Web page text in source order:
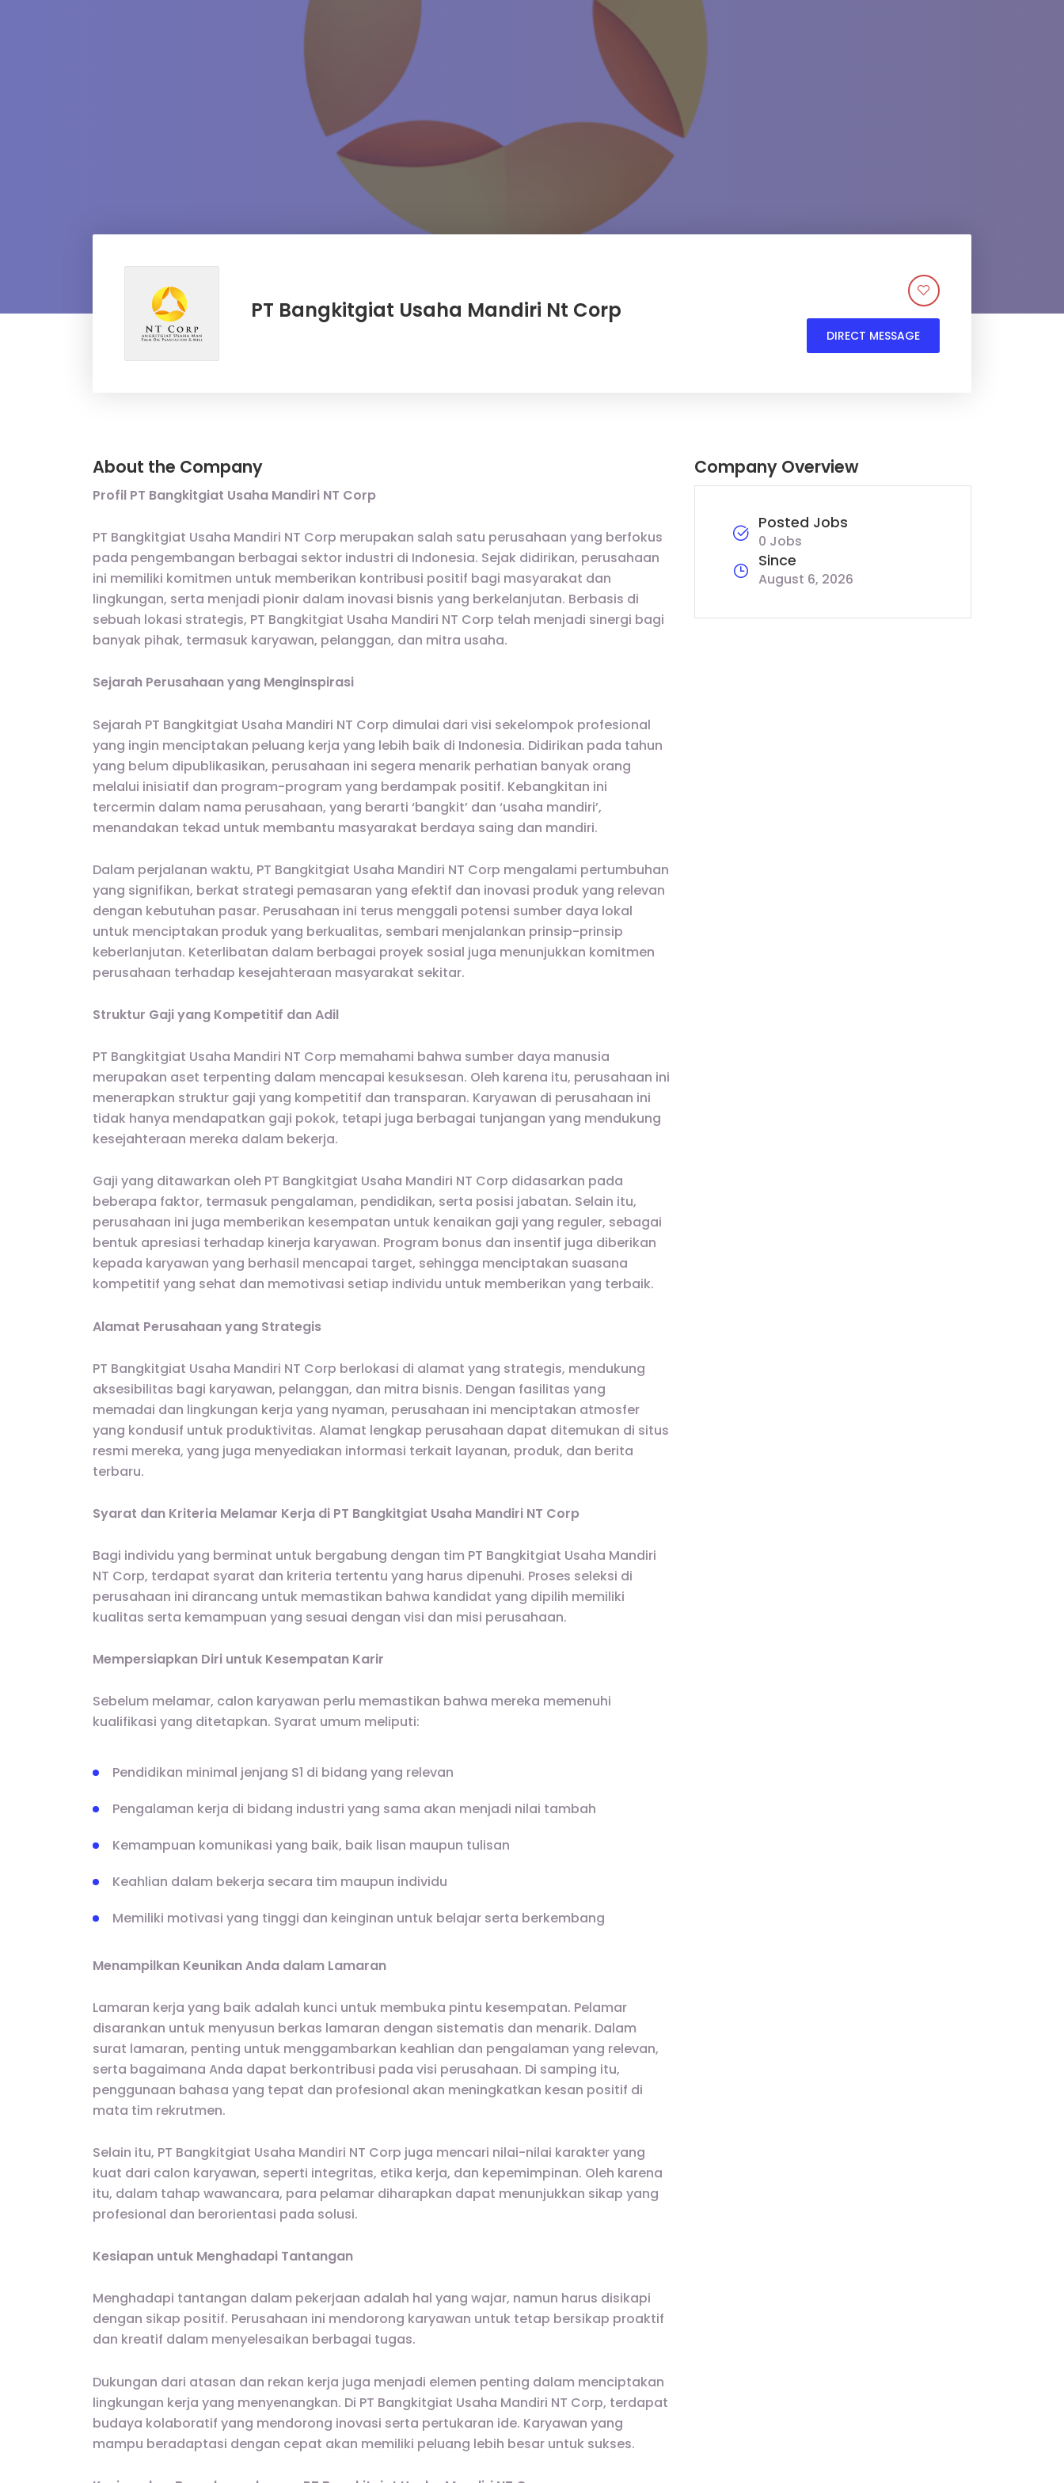
PT Bangkitgiat Usaha Mandiri Nt Corp
DIRECT MESSAGE
About the Company
Profil PT Bangkitgiat Usaha Mandiri NT Corp
PT Bangkitgiat Usaha Mandiri NT Corp merupakan salah satu perusahaan yang berfokus
pada pengembangan berbagai sektor industri di Indonesia. Sejak didirikan, perusahaan
ini memiliki komitmen untuk memberikan kontribusi positif bagi masyarakat dan
lingkungan, serta menjadi pionir dalam inovasi bisnis yang berkelanjutan. Berbasis di
sebuah lokasi strategis, PT Bangkitgiat Usaha Mandiri NT Corp telah menjadi sinergi bagi
banyak pihak, termasuk karyawan, pelanggan, dan mitra usaha.
Sejarah Perusahaan yang Menginspirasi
Sejarah PT Bangkitgiat Usaha Mandiri NT Corp dimulai dari visi sekelompok profesional
yang ingin menciptakan peluang kerja yang lebih baik di Indonesia. Didirikan pada tahun
yang belum dipublikasikan, perusahaan ini segera menarik perhatian banyak orang
melalui inisiatif dan program-program yang berdampak positif. Kebangkitan ini
tercermin dalam nama perusahaan, yang berarti ‘bangkit’ dan ‘usaha mandiri’,
menandakan tekad untuk membantu masyarakat berdaya saing dan mandiri.
Dalam perjalanan waktu, PT Bangkitgiat Usaha Mandiri NT Corp mengalami pertumbuhan
yang signifikan, berkat strategi pemasaran yang efektif dan inovasi produk yang relevan
dengan kebutuhan pasar. Perusahaan ini terus menggali potensi sumber daya lokal
untuk menciptakan produk yang berkualitas, sembari menjalankan prinsip-prinsip
keberlanjutan. Keterlibatan dalam berbagai proyek sosial juga menunjukkan komitmen
perusahaan terhadap kesejahteraan masyarakat sekitar.
Struktur Gaji yang Kompetitif dan Adil
PT Bangkitgiat Usaha Mandiri NT Corp memahami bahwa sumber daya manusia
merupakan aset terpenting dalam mencapai kesuksesan. Oleh karena itu, perusahaan ini
menerapkan struktur gaji yang kompetitif dan transparan. Karyawan di perusahaan ini
tidak hanya mendapatkan gaji pokok, tetapi juga berbagai tunjangan yang mendukung
kesejahteraan mereka dalam bekerja.
Gaji yang ditawarkan oleh PT Bangkitgiat Usaha Mandiri NT Corp didasarkan pada
beberapa faktor, termasuk pengalaman, pendidikan, serta posisi jabatan. Selain itu,
perusahaan ini juga memberikan kesempatan untuk kenaikan gaji yang reguler, sebagai
bentuk apresiasi terhadap kinerja karyawan. Program bonus dan insentif juga diberikan
kepada karyawan yang berhasil mencapai target, sehingga menciptakan suasana
kompetitif yang sehat dan memotivasi setiap individu untuk memberikan yang terbaik.
Alamat Perusahaan yang Strategis
PT Bangkitgiat Usaha Mandiri NT Corp berlokasi di alamat yang strategis, mendukung
aksesibilitas bagi karyawan, pelanggan, dan mitra bisnis. Dengan fasilitas yang
memadai dan lingkungan kerja yang nyaman, perusahaan ini menciptakan atmosfer
yang kondusif untuk produktivitas. Alamat lengkap perusahaan dapat ditemukan di situs
resmi mereka, yang juga menyediakan informasi terkait layanan, produk, dan berita
terbaru.
Syarat dan Kriteria Melamar Kerja di PT Bangkitgiat Usaha Mandiri NT Corp
Bagi individu yang berminat untuk bergabung dengan tim PT Bangkitgiat Usaha Mandiri
NT Corp, terdapat syarat dan kriteria tertentu yang harus dipenuhi. Proses seleksi di
perusahaan ini dirancang untuk memastikan bahwa kandidat yang dipilih memiliki
kualitas serta kemampuan yang sesuai dengan visi dan misi perusahaan.
Mempersiapkan Diri untuk Kesempatan Karir
Sebelum melamar, calon karyawan perlu memastikan bahwa mereka memenuhi
kualifikasi yang ditetapkan. Syarat umum meliputi:
Pendidikan minimal jenjang S1 di bidang yang relevan
Pengalaman kerja di bidang industri yang sama akan menjadi nilai tambah
Kemampuan komunikasi yang baik, baik lisan maupun tulisan
Keahlian dalam bekerja secara tim maupun individu
Memiliki motivasi yang tinggi dan keinginan untuk belajar serta berkembang
Menampilkan Keunikan Anda dalam Lamaran
Lamaran kerja yang baik adalah kunci untuk membuka pintu kesempatan. Pelamar
disarankan untuk menyusun berkas lamaran dengan sistematis dan menarik. Dalam
surat lamaran, penting untuk menggambarkan keahlian dan pengalaman yang relevan,
serta bagaimana Anda dapat berkontribusi pada visi perusahaan. Di samping itu,
penggunaan bahasa yang tepat dan profesional akan meningkatkan kesan positif di
mata tim rekrutmen.
Selain itu, PT Bangkitgiat Usaha Mandiri NT Corp juga mencari nilai-nilai karakter yang
kuat dari calon karyawan, seperti integritas, etika kerja, dan kepemimpinan. Oleh karena
itu, dalam tahap wawancara, para pelamar diharapkan dapat menunjukkan sikap yang
profesional dan berorientasi pada solusi.
Kesiapan untuk Menghadapi Tantangan
Menghadapi tantangan dalam pekerjaan adalah hal yang wajar, namun harus disikapi
dengan sikap positif. Perusahaan ini mendorong karyawan untuk tetap bersikap proaktif
dan kreatif dalam menyelesaikan berbagai tugas.
Dukungan dari atasan dan rekan kerja juga menjadi elemen penting dalam menciptakan
lingkungan kerja yang menyenangkan. Di PT Bangkitgiat Usaha Mandiri NT Corp, terdapat
budaya kolaboratif yang mendorong inovasi serta pertukaran ide. Karyawan yang
mampu beradaptasi dengan cepat akan memiliki peluang lebih besar untuk sukses.
Company Overview
Posted Jobs
0 Jobs
Since
August 6, 2026